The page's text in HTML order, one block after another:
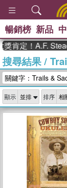
暢銷榜 新品
肯定！A.F.
搜尋結果/
關鍵字：Trails &
顯示 排序